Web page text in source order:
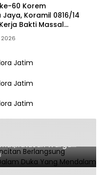
60 Korem
Koramil 0816/14
Bakti Massal
Geluran
2026
Desa Buncitan
Warga
Yang Mendalam